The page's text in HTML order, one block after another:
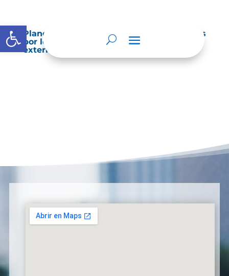
Abrir barra de herramientas
Planes de Mejoramiento vigentes exigidos
por los entes de control o auditoría
externos o internos.